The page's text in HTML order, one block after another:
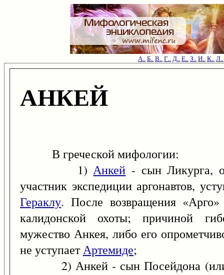
А..Б..В..Г..Д..Е..З..И..К..Л..
АНКЕЙ
В греческой мифологии:
1)Анкей - сын Ликурга,
участник экспедиции аргонавтов,
Гераклу. После возвращения
калидонской охоты; причиной
мужество Анкея, либо его
не уступаетАртемиде;
2) Анкей - сын Посейдона (или